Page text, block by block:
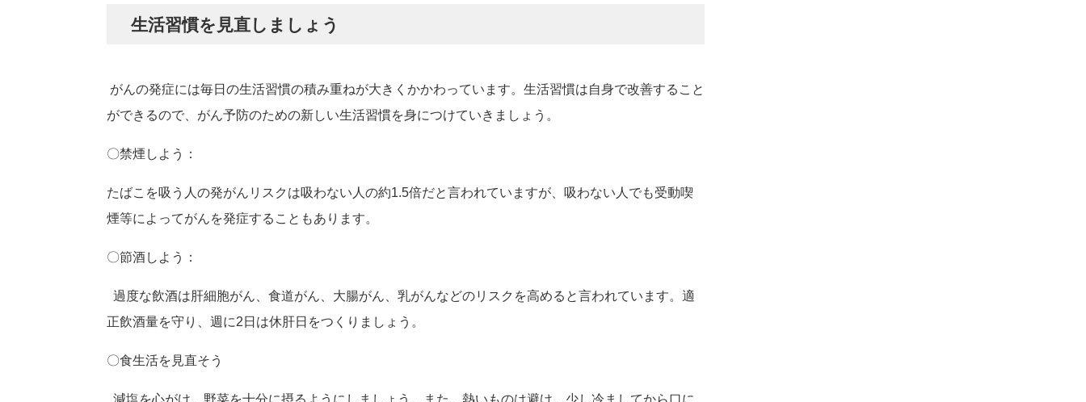
生活習慣を見直しましょう
がんの発症には毎日の生活習慣の積み重ねが大きくかかわっています。生活習慣は自身で改善すること
ができるので、がん予防のための新しい生活習慣を身につけていきましょう。
〇禁煙しよう：
たばこを吸う人の発がんリスクは吸わない人の約1.5倍だと言われていますが、吸わない人でも受動喫
煙等によってがんを発症することもあります。
〇節酒しよう：
過度な飲酒は肝細胞がん、食道がん、大腸がん、乳がんなどのリスクを高めると言われています。適
正飲酒量を守り、週に2日は休肝日をつくりましょう。
〇食生活を見直そう